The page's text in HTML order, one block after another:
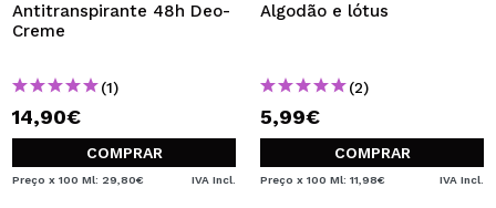
Antitranspirante 48h Deo-
Creme
(1)
14,90€
COMPRAR
Preço x 100 Ml: 29,80€ IVA Incl.
Algodão e lótus
(2)
5,99€
COMPRAR
Preço x 100 Ml: 11,98€ IVA Incl.